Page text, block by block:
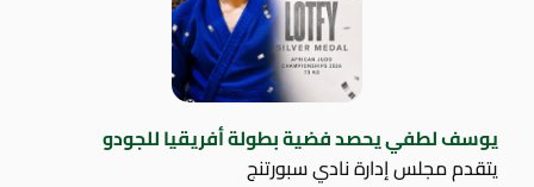
يوسف لطفي يحصد فضية بطولة أفريقيا للجودو
يتقدم مجلس إدارة نادي سبورتنج